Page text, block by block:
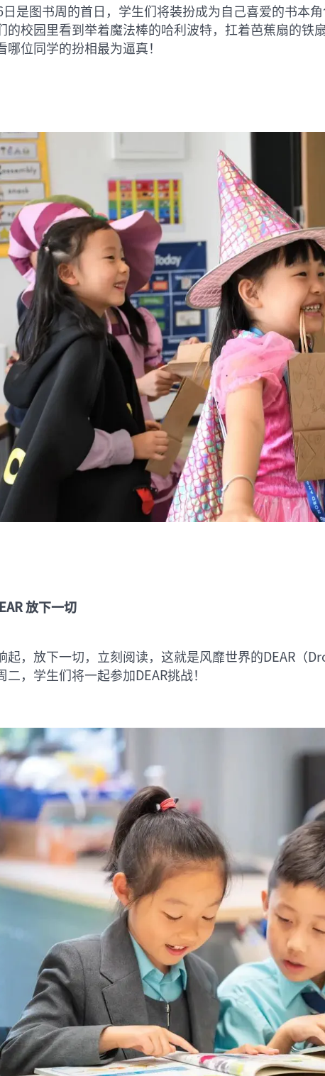
是图书周的首日，学生们将装扮成为自己喜爱的书本
的校园里看到举着魔法棒的哈利波特，扛着芭蕉扇的铁
哪位同学的扮相最为逼真！
放下一切
起，放下一切，立刻阅读，这就是风靡世界的DEAR（
二，学生们将一起参加DEAR挑战！